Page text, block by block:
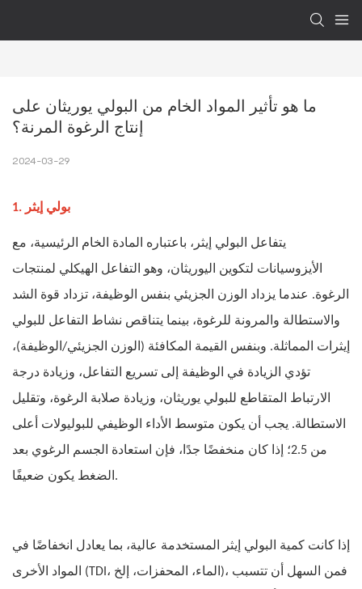
ما هو تأثير المواد الخام من البولي يوريثان على
إنتاج الرغوة المرنة؟
2024-03-29
1. بولي إيثر
يتفاعل البولي إيثر، باعتباره المادة الخام الرئيسية، مع
الأيزوسيانات لتكوين اليوريثان، وهو التفاعل الهيكلي لمنتجات
الرغوة. عندما يزداد الوزن الجزيئي بنفس الوظيفة، تزداد قوة الشد
والاستطالة والمرونة للرغوة، بينما يتناقص نشاط التفاعل للبولي
إيثرات المماثلة. وبنفس القيمة المكافئة (الوزن الجزيئي/الوظيفة)،
تؤدي الزيادة في الوظيفة إلى تسريع التفاعل، وزيادة درجة
الارتباط المتقاطع للبولي يوريثان، وزيادة صلابة الرغوة، وتقليل
الاستطالة. يجب أن يكون متوسط ​​الأداء الوظيفي للبوليولات أعلى
من 2.5؛ إذا كان منخفضًا جدًا، فإن استعادة الجسم الرغوي بعد
الضغط يكون ضعيفًا.
إذا كانت كمية البولي إيثر المستخدمة عالية، بما يعادل انخفاضًا في
المواد الأخرى (TDI، الماء، المحفزات، إلخ)، فمن السهل أن تتسبب